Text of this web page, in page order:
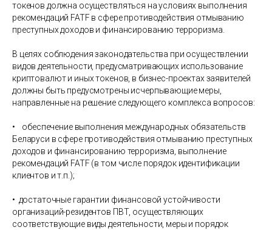
токенов должна осуществляться на условиях выполнения
рекомендаций FATF в сфере противодействия отмыванию
преступных доходов и финансированию терроризма.
В целях соблюдения законодательства при осуществлении
видов деятельности, предусматривающих использование
криптовалют и иных токенов, в бизнес-проектах заявителей
должны быть предусмотрены исчерпывающие меры,
направленные на решение следующего комплекса вопросов:
• обеспечение выполнения международных обязательств
Беларуси в сфере противодействия отмыванию преступных
доходов и финансированию терроризма, выполнение
рекомендаций FATF (в том числе порядок идентификации
клиентов и т.п.);
• достаточные гарантии финансовой устойчивости
организаций-резидентов ПВТ, осуществляющих
соответствующие виды деятельности, меры и порядок